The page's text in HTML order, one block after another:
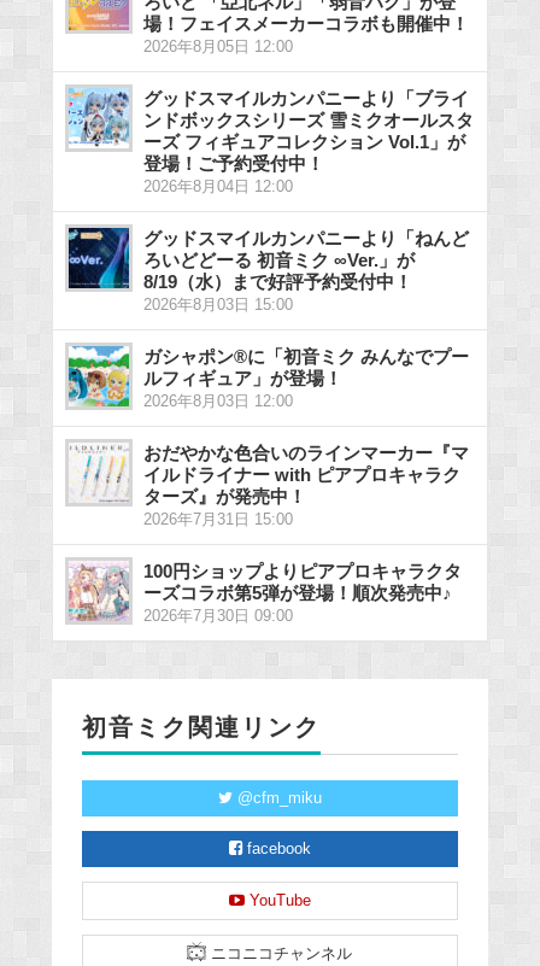
場！フェイスメーカーコラボも開催中！
2026年8月05日 12:00
グッドスマイルカンパニーより「ブライ
ンドボックスシリーズ 雪ミクオールスタ
ーズ フィギュアコレクション Vol.1」が
登場！ご予約受付中！
2026年8月04日 12:00
グッドスマイルカンパニーより「ねんど
ろいどどーる 初音ミク ∞Ver.」が
8/19（水）まで好評予約受付中！
2026年8月03日 15:00
ガシャポン®に「初音ミク みんなでプー
ルフィギュア」が登場！
2026年8月03日 12:00
おだやかな色合いのラインマーカー『マ
イルドライナー with ピアプロキャラク
ターズ』が発売中！
2026年7月31日 15:00
100円ショップよりピアプロキャラクタ
ーズコラボ第5弾が登場！順次発売中♪
2026年7月30日 09:00
初音ミク関連リンク
@cfm_miku
facebook
YouTube
ニコニコチャンネル